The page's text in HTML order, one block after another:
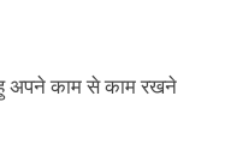
अपने काम से काम रखने